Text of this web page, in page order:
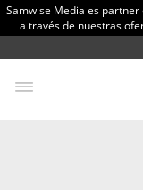
Samwise Media es
a través de nuestras